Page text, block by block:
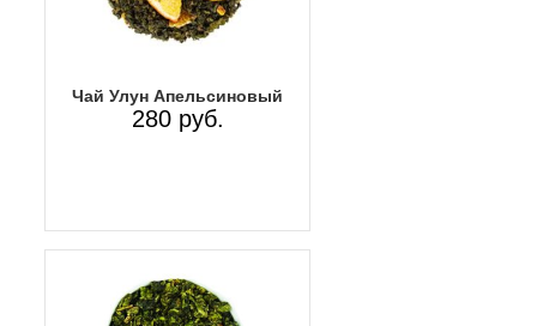
Чай Улун Апельсиновый
280 руб.